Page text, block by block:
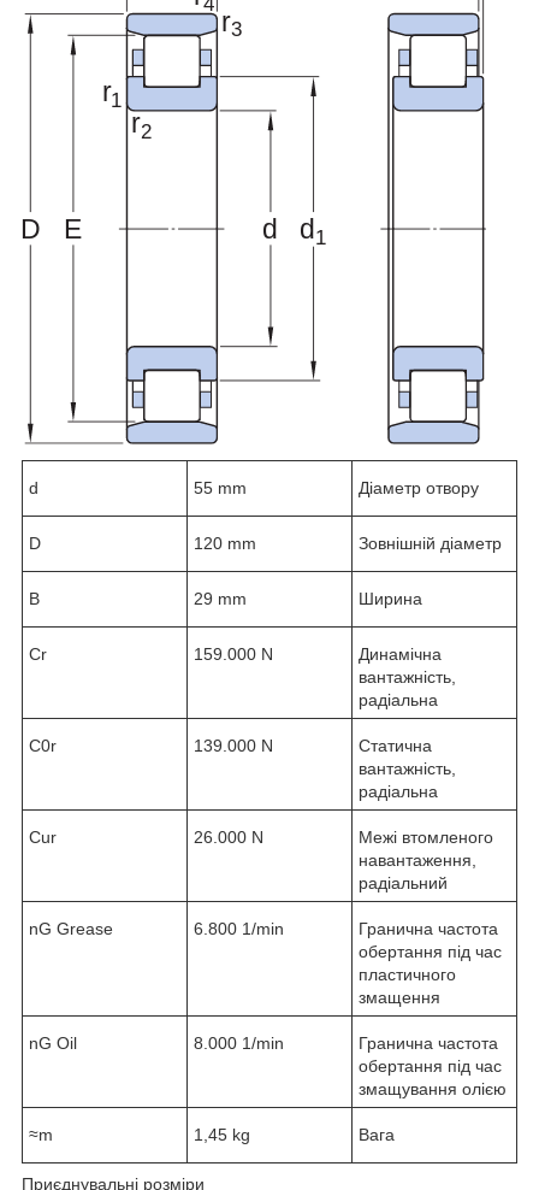
d 55 mm Діаметр отвору
D 120 mm Зовнішній діаметр
B 29 mm Ширина
Cr 159.000 N
Динамічна
вантажність,
радіальна
C0r 139.000 N
Статична
вантажність,
радіальна
Cur 26.000 N
Межі втомленого
навантаження,
радіальний
nG Grease 6.800 1/min
Гранична частота
обертання під час
пластичного
змащення
nG Oil 8.000 1/min
Гранична частота
обертання під час
змащування олією
≈m 1,45 kg Вага
Приєднувальні розміри